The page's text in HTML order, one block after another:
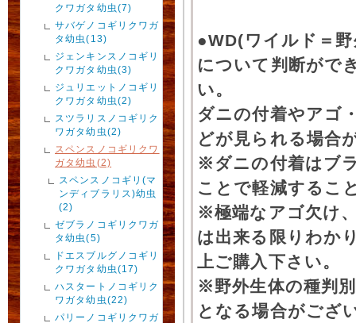
クワガタ幼虫(7)
サバゲノコギリクワガ
タ幼虫(13)
ジェンキンスノコギリ
クワガタ幼虫(3)
ジュリエットノコギリ
クワガタ幼虫(2)
スツラリスノコギリク
ワガタ幼虫(2)
スペンスノコギリクワ
ガタ幼虫(2)
スペンスノコギリ(マ
ンディブラリス)幼虫
(2)
ゼブラノコギリクワガ
タ幼虫(5)
ドエスブルグノコギリ
クワガタ幼虫(17)
ハスタートノコギリク
ワガタ幼虫(22)
パリーノコギリクワガ
●WD(ワイルド＝
について判断がで
い。
ダニの付着やアゴ
どが見られる場合
※ダニの付着はブ
ことで軽減するこ
※極端なアゴ欠け
は出来る限りわか
上ご購入下さい。
※野外生体の種判
となる場合がござ